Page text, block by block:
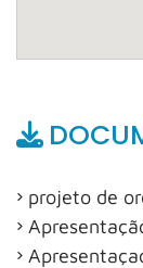
projeto de